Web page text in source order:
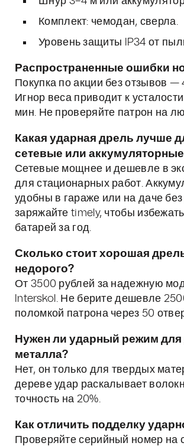
Комплект: чемодан, сверла.
Уровень защиты IP34 от
Распространенные ошибки
Покупка по акции без отзывов —
Игнор веса приводит к
мин. Не проверяйте патрон на
Какая ударная дрель лучше
сетевые или
Сетевые мощнее и дешевле в
для стационарных работ.
удобны в гараже или на даче без
заряжайте timely, чтобы
батарей за год.
Сколько стоит хорошая
недорого?
От 3500 рублей за надежную
Interskol. Не берите дешевле
поломкой патрона через 50
Нужен ли ударный режим для
металла?
Нет, он только для твердых
дереве удар раскалывает
точность на 20%.
Как отличить подделку
Проверяйте серийный номер на